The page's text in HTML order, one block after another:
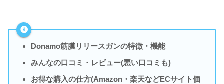
Donamo筋膜リリースガンの特徴・機能
みんなの口コミ・レビュー(悪い口コミも)
お得な購入の仕方(Amazon・楽天などECサイト価